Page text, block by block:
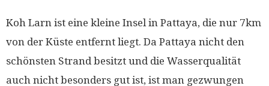
Koh Larn ist eine kleine Insel in Pattaya, die nur 7km
von der Küste entfernt liegt. Da Pattaya nicht den
schönsten Strand besitzt und die Wasserqualität
auch nicht besonders gut ist, ist man gezwungen